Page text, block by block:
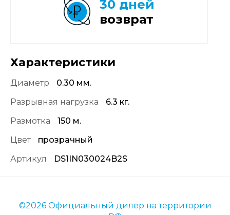
Характеристики
Диаметр
0.30 мм.
Разрывная нагрузка
6.3 кг.
Размотка
150 м.
Цвет
прозрачный
Артикул
DS1IN030024B2S
30 дней
возврат
©2026 Официальный дилер на территории